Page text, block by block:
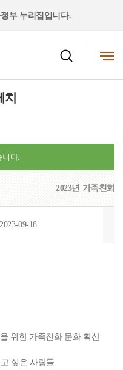
부 누리집입니다.
2023년 가족친화
2023-09-18
위한 가족친화 문화 확산
고 싶은 사람들